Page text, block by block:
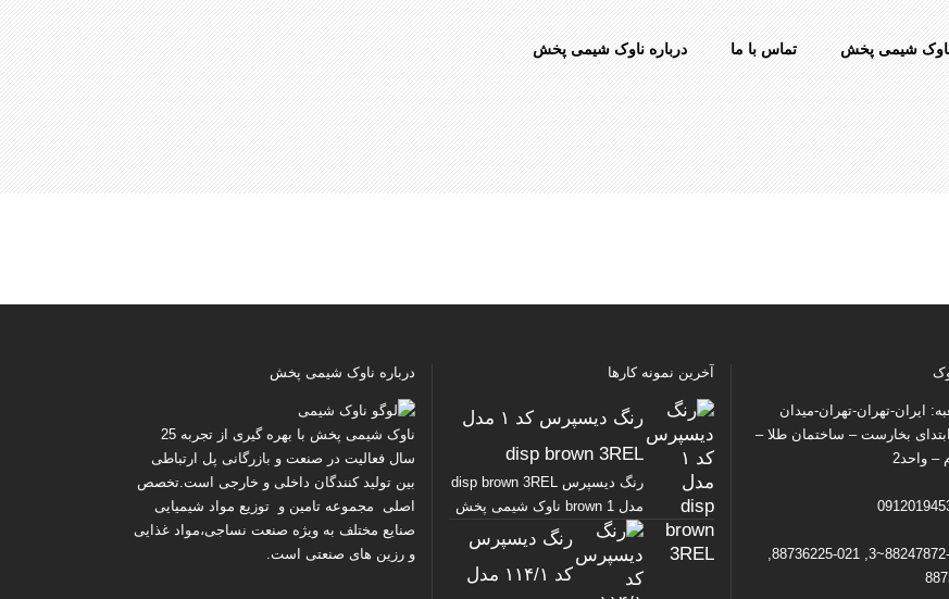
شیمی پخش تماس با ما درباره ناوک شیمی پخش
درباره ناوک شیمی پخش
ناوک شیمی پخش
با بهره گیری از تجربه 25
سال فعالیت در صنعت و بازرگانی پل ارتباطی
بین تولید کنندگان داخلی و خارجی است.تخصص
اصلی مجموعه تامین و توزیع مواد شیمیایی
صنایع مختلف به ویژه صنعت نساجی،مواد غذایی
و رزین های صنعتی است.
آخرین نمونه کارها
رنگ دیسپرس کد ۱ مدل
disp brown 3REL
رنگ دیسپرس disp brown 3REL
مدل brown 1 ناوک شیمی پخش
رنگ دیسپرس
کد ۱۱۴/۱ مدل
ایران-تهران-تهران-میدان
ابتدای بخارست – ساختمان طلا –
– واحد2
تلفن : 021-88247872~3, 021-88736225,